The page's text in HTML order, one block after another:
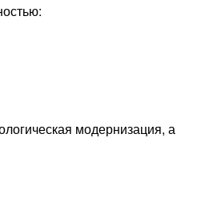
модернизация, а